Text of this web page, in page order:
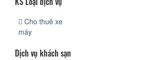
Cho thuê xe
máy
Dịch vụ khách sạn